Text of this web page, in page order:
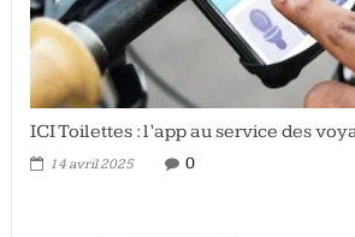
ICI Toilettes : l’app au service des
14 avril 2025 0